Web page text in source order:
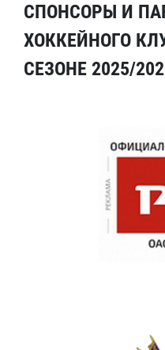
СПОНСОРЫ И
ХОККЕЙНОГО
СЕЗОНЕ 2025/